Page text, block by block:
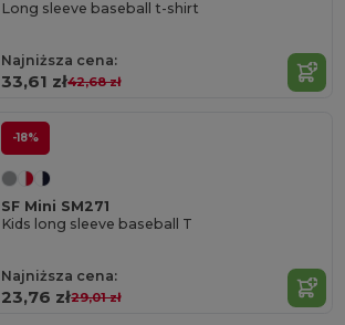
Long sleeve baseball t-shirt
Najniższa cena:
33,61 zł42,68 zł
-18%
SF Mini SM271
Kids long sleeve baseball T
Najniższa cena:
23,76 zł29,01 zł